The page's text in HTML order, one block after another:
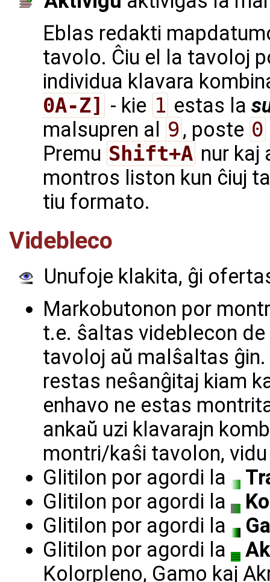
Eblas redakti
tavolo. Ĉiu el la tavoloj
individua klavara
0A-Z] - kie 1 estas la
malsupren al 9 , poste 0
Premu Shift+A nur kaj
montros liston kun ĉiuj
tiu formato.
Videbleco
Unufoje klakita, ĝi
Markobutonon por
t.e. ŝaltas videblecon
tavoloj aŭ malŝaltas
restas neŝanĝitaj kiam
enhavo ne estas
ankaŭ uzi klavarajn
montri/kaŝi tavolon,
Glitilon por agordi la
Glitilon por agordi la
Glitilon por agordi la
Glitilon por agordi la
Kolorpleno, Gamo kaj